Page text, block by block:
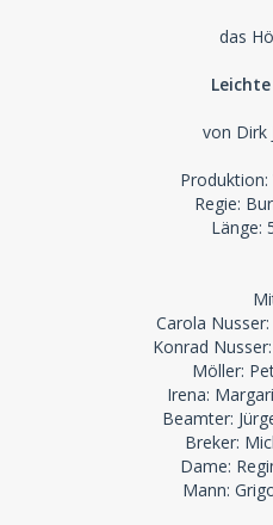
das
von Dirk
Produktion:
Regie:
Länge:
Carola
Konrad
Möller:
Irena:
Beamter:
Breker:
Dame:
Mann: